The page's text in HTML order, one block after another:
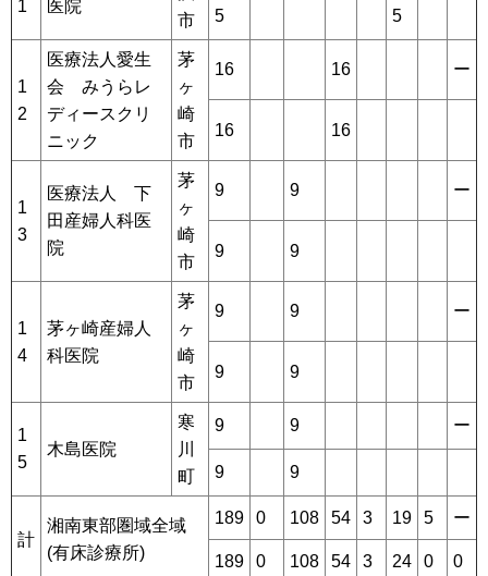
1
医院
市
5 5
1
2
医療法人愛生
会 みうらレ
ディースクリ
ニック
茅
ヶ
崎
市
16 16 ー
16 16
1
3
医療法人 下
田産婦人科医
院
茅
ヶ
崎
市
9 9 ー
9 9
1
4
茅ヶ崎産婦人
科医院
茅
ヶ
崎
市
9 9 ー
9 9
1
5
木島医院
寒
川
町
9 9 ー
9 9
計
湘南東部圏域全域
(有床診療所)
189 0 108 54 3 19 5 ー
189 0 108 54 3 24 0 0